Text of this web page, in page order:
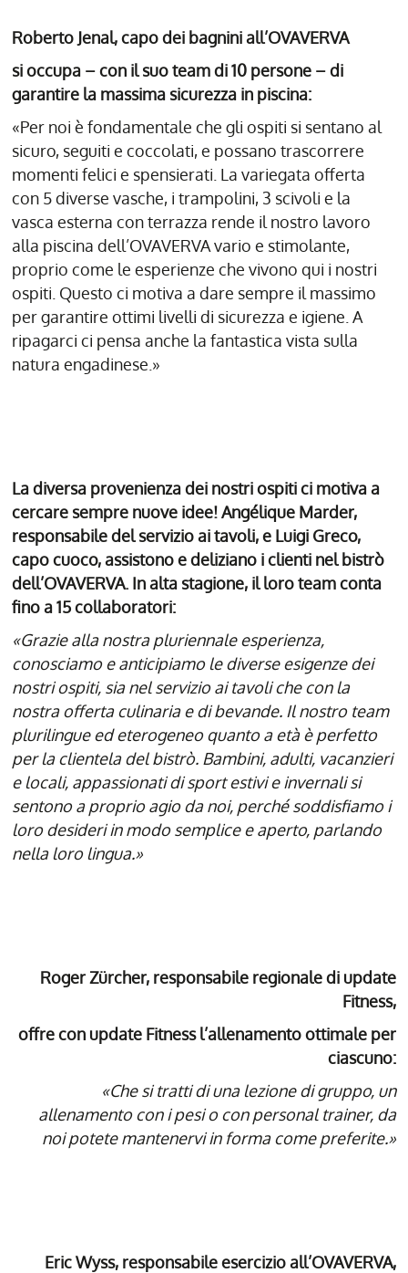
Roberto Jenal, capo dei bagnini all’OVAVERVA
si occupa – con il suo team di 10 persone – di
garantire la massima sicurezza in piscina:
«Per noi è fondamentale che gli ospiti si sentano al
sicuro, seguiti e coccolati, e possano trascorrere
momenti felici e spensierati. La variegata offerta
con 5 diverse vasche, i trampolini, 3 scivoli e la
vasca esterna con terrazza rende il nostro lavoro
alla piscina dell’OVAVERVA vario e stimolante,
proprio come le esperienze che vivono qui i nostri
ospiti. Questo ci motiva a dare sempre il massimo
per garantire ottimi livelli di sicurezza e igiene. A
ripagarci ci pensa anche la fantastica vista sulla
natura engadinese.»
La diversa provenienza dei nostri ospiti ci motiva a
cercare sempre nuove idee! Angélique Marder,
responsabile del servizio ai tavoli, e Luigi Greco,
capo cuoco, assistono e deliziano i clienti nel bistrò
dell’OVAVERVA. In alta stagione, il loro team conta
fino a 15 collaboratori:
«Grazie alla nostra pluriennale esperienza,
conosciamo e anticipiamo le diverse esigenze dei
nostri ospiti, sia nel servizio ai tavoli che con la
nostra offerta culinaria e di bevande. Il nostro team
plurilingue ed eterogeneo quanto a età è perfetto
per la clientela del bistrò. Bambini, adulti, vacanzieri
e locali, appassionati di sport estivi e invernali si
sentono a proprio agio da noi, perché soddisfiamo i
loro desideri in modo semplice e aperto, parlando
nella loro lingua.»
Roger Zürcher, responsabile regionale di update
Fitness,
offre con update Fitness l’allenamento ottimale per
ciascuno:
«Che si tratti di una lezione di gruppo, un
allenamento con i pesi o con personal trainer, da
noi potete mantenervi in forma come preferite.»
Eric Wyss, responsabile esercizio all’OVAVERVA,